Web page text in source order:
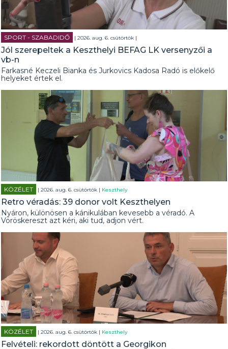
SPORT - SZABADIDŐ | 2026. aug. 6. csütörtök |
Jól szerepeltek a Keszthelyi BEFAG LK versenyzői a
vb-n
Farkasné Keczeli Bianka és Jurkovics Kadosa Radó is előkelő
helyeket értek el.
KÖZÉLET | 2026. aug. 6. csütörtök | Keszthely
Retro véradás: 39 donor volt Keszthelyen
Nyáron, különösen a kánikulában kevesebb a véradó. A
Vöröskereszt azt kéri, aki tud, adjon vért.
KÖZÉLET | 2026. aug. 6. csütörtök | Keszthely
Felvételi: rekordott döntött a Georgikon